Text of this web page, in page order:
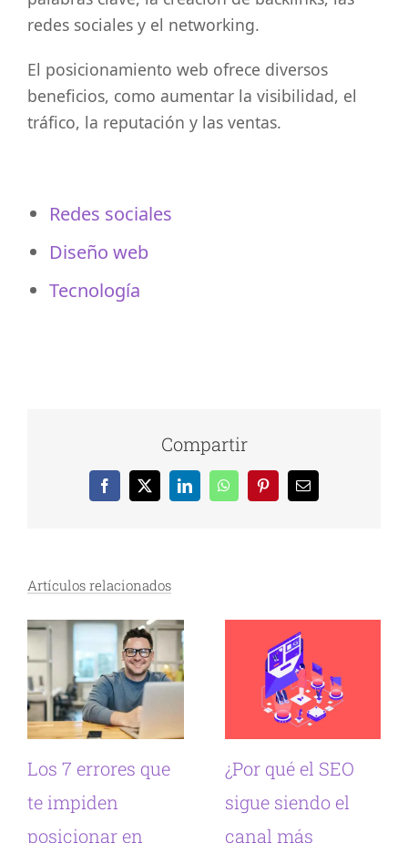
redes sociales y el networking.
El posicionamiento web ofrece diversos
beneficios, como aumentar la visibilidad, el
tráfico, la reputación y las ventas.
Redes sociales
Diseño web
Tecnología
Compartir
Facebook
X LinkedInWhatsAppPinterestCorreo
electrónico
Artículos relacionados
Los 7 errores que
te impiden
posicionar en
¿Por qué el SEO
sigue siendo el
canal más